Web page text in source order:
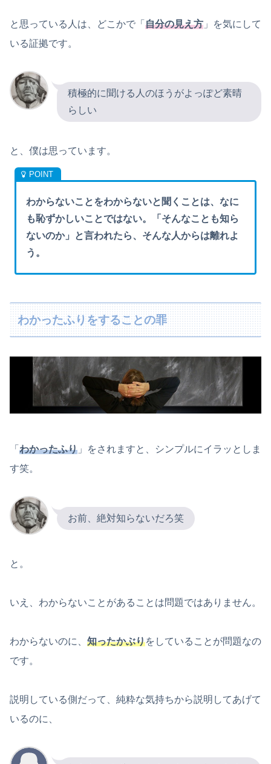
と思っている人は、どこかで「 自分の見え方 」を気にして
いる証拠です。
積極的に聞ける人のほうがよっぽど素晴
らしい
と、僕は思っています。
わからないことをわからないと聞くことは、なに
も恥ずかしいことではない。「そんなことも知ら
ないのか」と言われたら、そんな人からは離れよ
う。
わかったふりをすることの罪
「 わかったふり 」をされますと、シンプルにイラッとしま
す笑。
お前、絶対知らないだろ笑
と。
いえ、わからないことがあることは問題ではありません。
わからないのに、 知ったかぶりをしていることが問題なの
です。
説明している側だって、純粋な気持ちから説明してあげて
いるのに、